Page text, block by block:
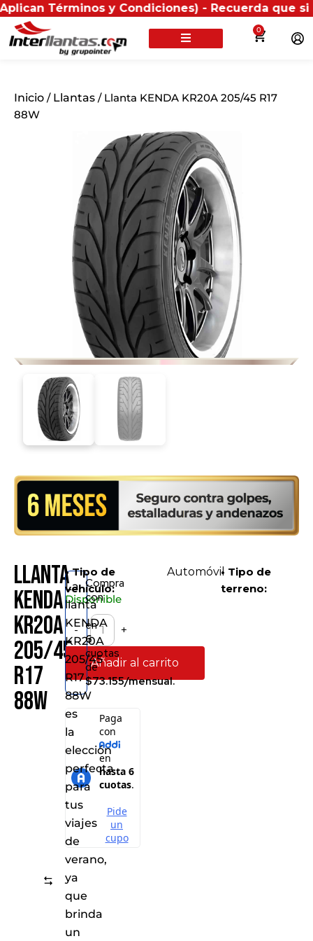
y Condiciones) - Recuerda que si
0
Inicio / Llantas / Llanta KENDA KR20A 205/45 R17
88W
Llanta
KENDA
KR20A
205/45
R17
88W
Disponible
- +
Añadir al carrito
Comparar
Compra
con
en
6
cuotas
de
$73.155/mensual.
La
llanta
KENDA
KR20A
205/45
R17
88W
es
la
elección
perfecta
para
tus
viajes
de
verano,
ya
que
brinda
un
• Tipo de
vehículo:
Automóvil• Tipo de
terreno: